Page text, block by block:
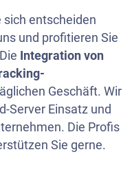
sich entscheiden
und profitieren Sie
Integration von
Geschäft. Wir
Server Einsatz und
Die Profis
Sie gerne.